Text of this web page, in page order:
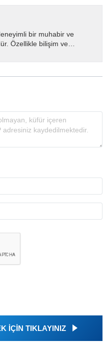
bir muhabir ve
Özellikle bilişim ve
İÇİN TIKLAYINIZ